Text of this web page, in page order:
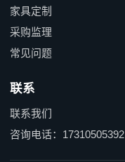
家具定制
采购监理
常见问题
联系
联系我们
咨询电话：17310505392